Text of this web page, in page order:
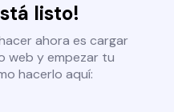
listo!
ahora es cargar
web y empezar tu
hacerlo aquí: